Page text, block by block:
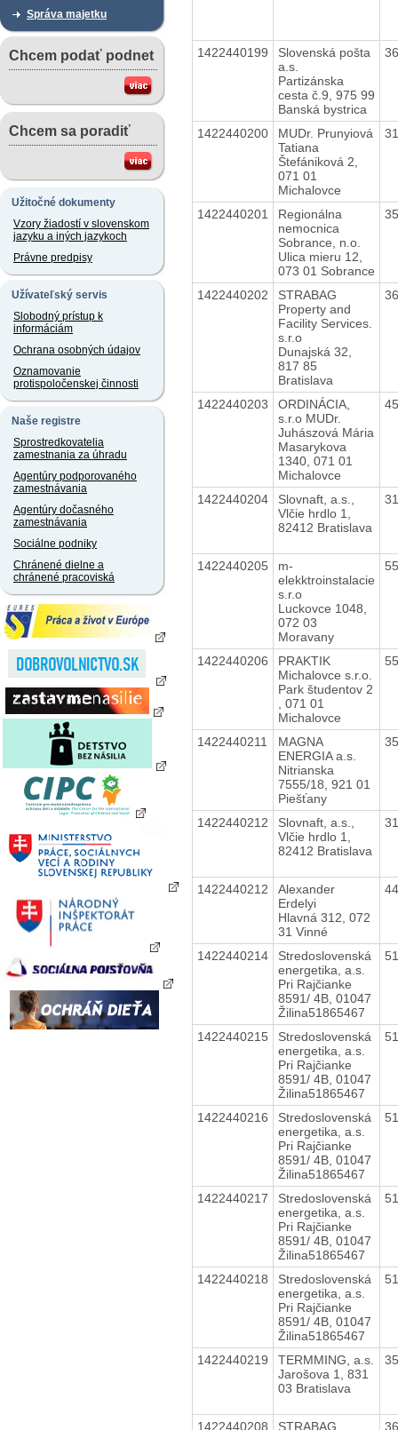
Správa majetku
Chcem podať podnet
Chcem sa poradiť
Užitočné dokumenty
Vzory žiadostí v slovenskom
jazyku a iných jazykoch
Právne predpisy
Užívateľský servis
Slobodný prístup k
informáciám
Ochrana osobných údajov
Oznamovanie
protispoločenskej činnosti
Naše registre
Sprostredkovatelia
zamestnania za úhradu
Agentúry podporovaného
zamestnávania
Agentúry dočasného
zamestnávania
Sociálne podniky
Chránené dielne a
chránené pracoviská
1422440199
Slovenská pošta
a.s.
Partizánska
cesta č.9, 975 99
Banská bystrica
1422440200
MUDr. Prunyiová
Tatiana
Štefániková 2,
071 01
Michalovce
1422440201
Regionálna
nemocnica
Sobrance, n.o.
Ulica mieru 12,
073 01 Sobrance
1422440202
STRABAG
Property and
Facility Services.
s.r.o
Dunajská 32,
817 85
Bratislava
1422440203
ORDINÁCIA,
s.r.o MUDr.
Juhászová Mária
Masarykova
1340, 071 01
Michalovce
1422440204
Slovnaft, a.s.,
Vlčie hrdlo 1,
82412 Bratislava
1422440205
m-
elekktroinstalacie
s.r.o
Luckovce 1048,
072 03
Moravany
1422440206
PRAKTIK
Michalovce s.r.o.
Park študentov 2
, 071 01
Michalovce
1422440211
MAGNA
ENERGIA a.s.
Nitrianska
7555/18, 921 01
Piešťany
1422440212
Slovnaft, a.s.,
Vlčie hrdlo 1,
82412 Bratislava
1422440212
Alexander
Erdelyi
Hlavná 312, 072
31 Vinné
1422440214
Stredoslovenská
energetika, a.s.
Pri Rajčianke
8591/ 4B, 01047
Žilina51865467
1422440215
Stredoslovenská
energetika, a.s.
Pri Rajčianke
8591/ 4B, 01047
Žilina51865467
1422440216
Stredoslovenská
energetika, a.s.
Pri Rajčianke
8591/ 4B, 01047
Žilina51865467
1422440217
Stredoslovenská
energetika, a.s.
Pri Rajčianke
8591/ 4B, 01047
Žilina51865467
1422440218
Stredoslovenská
energetika, a.s.
Pri Rajčianke
8591/ 4B, 01047
Žilina51865467
1422440219
TERMMING, a.s.
Jarošova 1, 831
03 Bratislava
1422440208 STRABAG